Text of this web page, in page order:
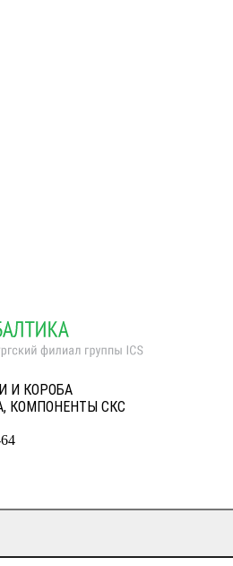
И КОРОБА
КОМПОНЕНТЫ СКС